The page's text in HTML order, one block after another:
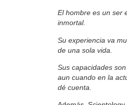
El hombre es un ser
inmortal.
Su experiencia va
de una sola vida.
Sus capacidades son
aun cuando en la
dé cuenta.